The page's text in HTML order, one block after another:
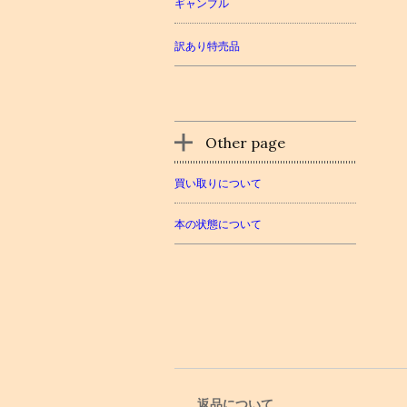
ギャンブル
訳あり特売品
Other page
買い取りについて
本の状態について